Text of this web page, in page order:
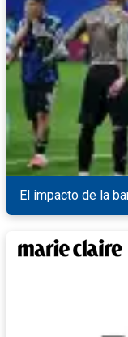
El impacto de la